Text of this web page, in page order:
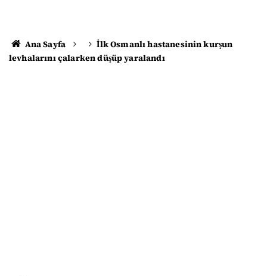
Ana Sayfa
İlk Osmanlı hastanesinin kurşun
levhalarını çalarken düşüp yaralandı